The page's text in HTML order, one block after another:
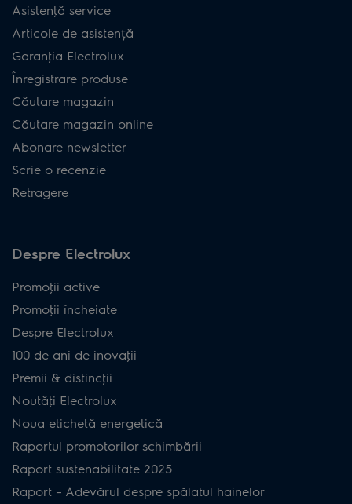
Asistenţă service
Articole de asistență
Garanţia Electrolux
Înregistrare produse
Căutare magazin
Căutare magazin online
Abonare newsletter
Scrie o recenzie
Retragere
Despre Electrolux
Promoţii active
Promoţii încheiate
Despre Electrolux
100 de ani de inovaţii
Premii & distincţii
Noutăţi Electrolux
Noua etichetă energetică
Raportul promotorilor schimbării
Raport sustenabilitate 2025
Raport – Adevărul despre spălatul hainelor